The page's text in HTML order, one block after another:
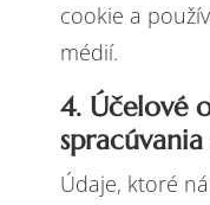
cookie a
médií.
4. Účelové
Údaje, ktoré